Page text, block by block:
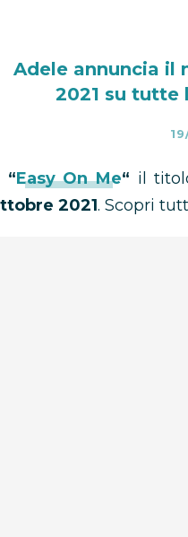
Adele annuncia il
2021 su tutte
“Easy On Me“ il
2021. Scopri